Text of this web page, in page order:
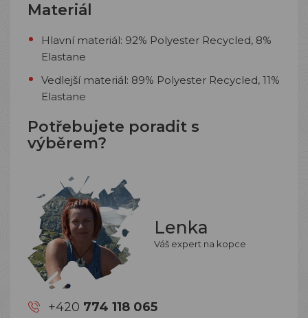
Materiál
Hlavní materiál: 92% Polyester Recycled, 8%
Elastane
Vedlejší materiál: 89% Polyester Recycled, 11%
Elastane
Potřebujete poradit s
výběrem?
Lenka
Váš expert na kopce
+420 774 118 065